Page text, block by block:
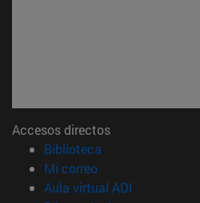
Accesos directos
Biblioteca
Mi correo(abre en nueva
Aula virtual ADI